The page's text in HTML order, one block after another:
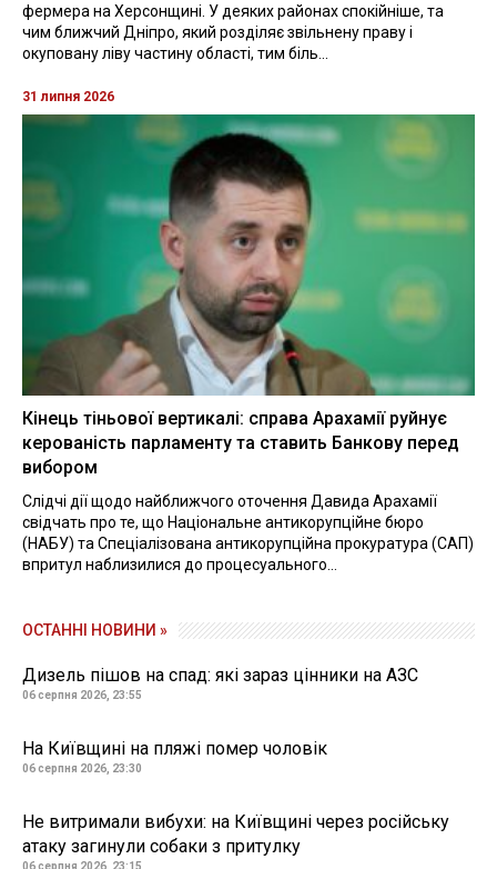
фермера на Херсонщині. У деяких районах спокійніше, та
чим ближчий Дніпро, який розділяє звільнену праву і
окуповану ліву частину області, тим біль...
31 липня 2026
Кінець тіньової вертикалі: справа Арахамії руйнує
керованість парламенту та ставить Банкову перед
вибором
Слідчі дії щодо найближчого оточення Давида Арахамії
свідчать про те, що Національне антикорупційне бюро
(НАБУ) та Спеціалізована антикорупційна прокуратура (САП)
впритул наблизилися до процесуального...
ОСТАННІ НОВИНИ »
Дизель пішов на спад: які зараз цінники на АЗС
06 серпня 2026, 23:55
На Київщині на пляжі помер чоловік
06 серпня 2026, 23:30
Не витримали вибухи: на Київщині через російську
атаку загинули собаки з притулку
06 серпня 2026, 23:15